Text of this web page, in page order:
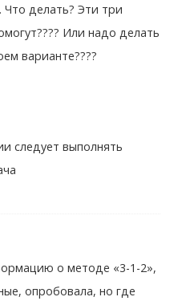
Что делать? Эти три
Или надо делать
варианте????
следует выполнять
о методе «3-1-2»,
опробовала, но где